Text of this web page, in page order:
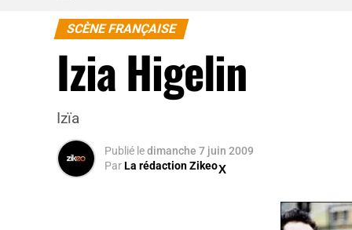
SCÈNE FRANÇAISE
Izia Higelin
Izïa
Publié ledimanche 7 juin 2009
ParLa rédaction Zikeo